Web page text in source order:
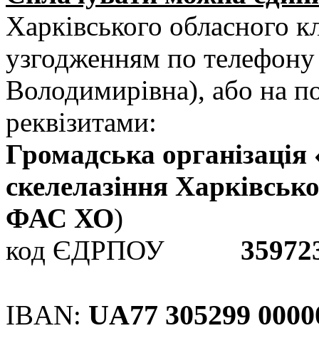
Харківського обласного
узгодженням по
Володимирівна), або на
реквізитами:
Громадська організація
скелелазіння
ФАС ХО)
код ЄДРПОУ
IBAN: UA77 305299